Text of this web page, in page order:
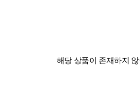
해당 상품이 존재하지